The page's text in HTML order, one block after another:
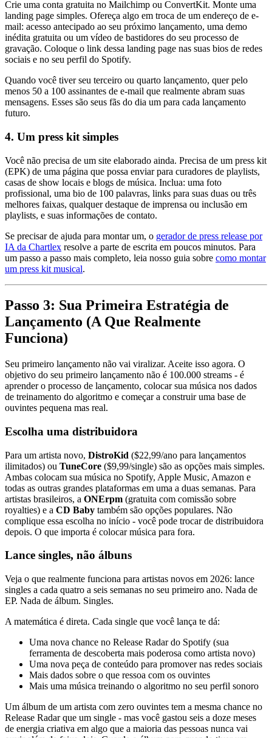
Crie uma conta gratuita no Mailchimp ou ConvertKit. Monte uma
landing page simples. Ofereça algo em troca de um endereço de e-
mail: acesso antecipado ao seu próximo lançamento, uma demo
inédita gratuita ou um vídeo de bastidores do seu processo de
gravação. Coloque o link dessa landing page nas suas bios de redes
sociais e no seu perfil do Spotify.
Quando você tiver seu terceiro ou quarto lançamento, quer pelo
menos 50 a 100 assinantes de e-mail que realmente abram suas
mensagens. Esses são seus fãs do dia um para cada lançamento
futuro.
4. Um press kit simples
Você não precisa de um site elaborado ainda. Precisa de um press kit
(EPK) de uma página que possa enviar para curadores de playlists,
casas de show locais e blogs de música. Inclua: uma foto
profissional, uma bio de 100 palavras, links para suas duas ou três
melhores faixas, qualquer destaque de imprensa ou inclusão em
playlists, e suas informações de contato.
Se precisar de ajuda para montar um, o gerador de press release por
IA da Chartlex resolve a parte de escrita em poucos minutos. Para
um passo a passo mais completo, leia nosso guia sobre como montar
um press kit musical.
Passo 3: Sua Primeira Estratégia de
Lançamento (A Que Realmente
Funciona)
Seu primeiro lançamento não vai viralizar. Aceite isso agora. O
objetivo do seu primeiro lançamento não é 100.000 streams - é
aprender o processo de lançamento, colocar sua música nos dados
de treinamento do algoritmo e começar a construir uma base de
ouvintes pequena mas real.
Escolha uma distribuidora
Para um artista novo, DistroKid ($22,99/ano para lançamentos
ilimitados) ou TuneCore ($9,99/single) são as opções mais simples.
Ambas colocam sua música no Spotify, Apple Music, Amazon e
todas as outras grandes plataformas em uma a duas semanas. Para
artistas brasileiros, a ONErpm (gratuita com comissão sobre
royalties) e a CD Baby também são opções populares. Não
complique essa escolha no início - você pode trocar de distribuidora
depois. O que importa é colocar música para fora.
Lance singles, não álbuns
Veja o que realmente funciona para artistas novos em 2026: lance
singles a cada quatro a seis semanas no seu primeiro ano. Nada de
EP. Nada de álbum. Singles.
A matemática é direta. Cada single que você lança te dá:
Uma nova chance no Release Radar do Spotify (sua
ferramenta de descoberta mais poderosa como artista novo)
Uma nova peça de conteúdo para promover nas redes sociais
Mais dados sobre o que ressoa com os ouvintes
Mais uma música treinando o algoritmo no seu perfil sonoro
Um álbum de um artista com zero ouvintes tem a mesma chance no
Release Radar que um single - mas você gastou seis a doze meses
de energia criativa em algo que a maioria das pessoas nunca vai